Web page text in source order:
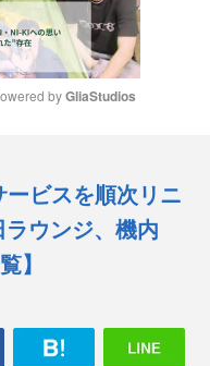
e
by GliaStudios
ービスを順次リニ
ウンジ、機内
】